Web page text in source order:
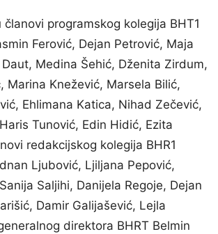
programskog kolegija BHT1
Ferović, Dejan Petrović, Maja
Medina Šehić, Dženita Zirdum,
Marina Knežević, Marsela Bilić,
Ehlimana Katica, Nihad Zečević,
Tunović, Edin Hidić, Ezita
redakcijskog kolegija BHR1
Ljubović, Ljiljana Pepović,
Saljihi, Danijela Regoje, Dejan
Damir Galijašević, Lejla
direktora BHRT Belmin